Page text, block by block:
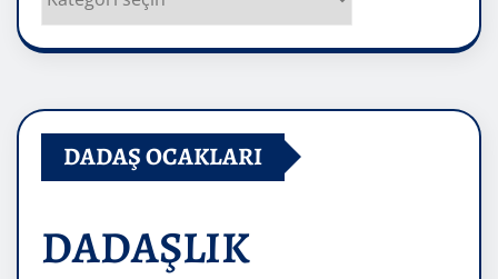
DADAŞ OCAKLARI
DADAŞLIK